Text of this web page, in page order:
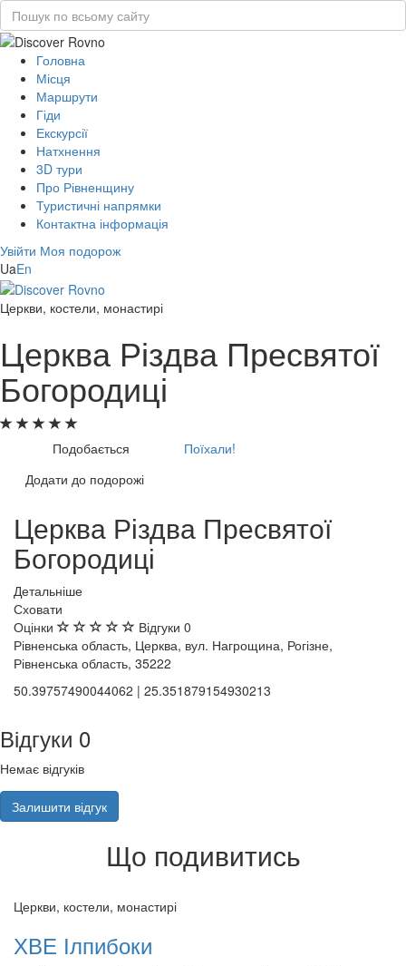
Головна
Місця
Маршрути
Гіди
Екскурсії
Натхнення
3D тури
Про Рівненщину
Туристичні напрямки
Контактна інформація
Увійти Моя подорож
UaEn
Церкви, костели, монастирі
Церква Різдва Пресвятої
Богородиці
Подобається
Поїхали!
Додати до подорожі
Церква Різдва Пресвятої
Богородиці
Детальніше
Сховати
Оцінки
Відгуки 0
Рівненська область, Церква, вул. Нагрощина, Рогізне,
Рівненська область, 35222
50.39757490044062 | 25.351879154930213
Відгуки 0
Немає відгуків
Залишити відгук
Що подивитись
Церкви, костели, монастирі
ХВЕ Ілпибоки